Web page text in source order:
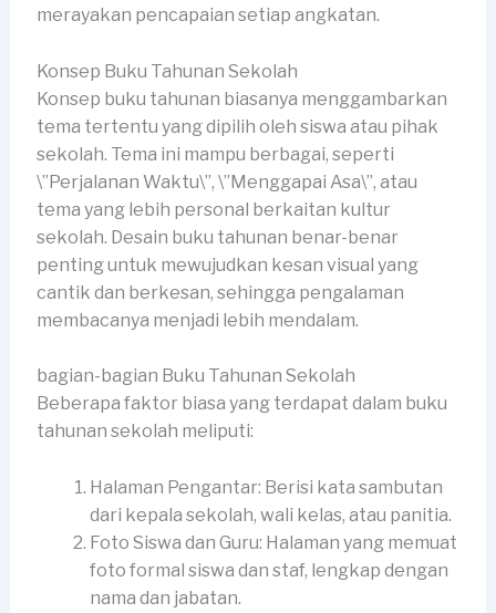
merayakan pencapaian setiap angkatan.
Konsep Buku Tahunan Sekolah
Konsep buku tahunan biasanya menggambarkan
tema tertentu yang dipilih oleh siswa atau pihak
sekolah. Tema ini mampu berbagai, seperti
\”Perjalanan Waktu\”, \”Menggapai Asa\”, atau
tema yang lebih personal berkaitan kultur
sekolah. Desain buku tahunan benar-benar
penting untuk mewujudkan kesan visual yang
cantik dan berkesan, sehingga pengalaman
membacanya menjadi lebih mendalam.
bagian-bagian Buku Tahunan Sekolah
Beberapa faktor biasa yang terdapat dalam buku
tahunan sekolah meliputi:
Halaman Pengantar: Berisi kata sambutan
dari kepala sekolah, wali kelas, atau panitia.
Foto Siswa dan Guru: Halaman yang memuat
foto formal siswa dan staf, lengkap dengan
nama dan jabatan.